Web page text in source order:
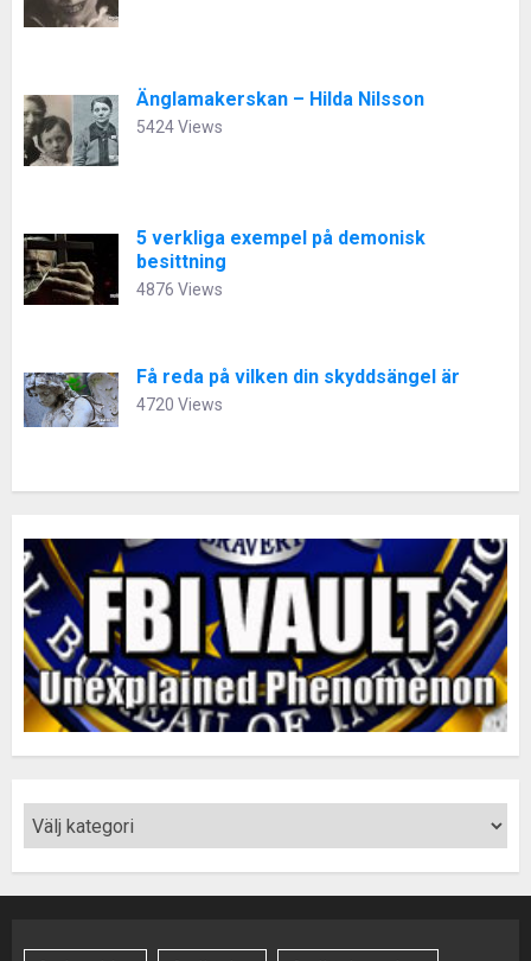
Änglamakerskan – Hilda Nilsson
5424 Views
5 verkliga exempel på demonisk
besittning
4876 Views
Få reda på vilken din skyddsängel är
4720 Views